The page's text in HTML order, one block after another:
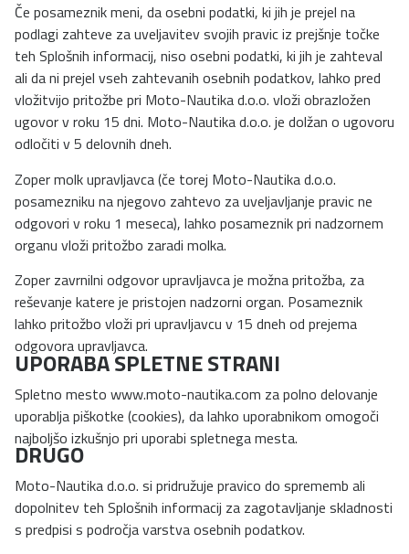
Če posameznik meni, da osebni podatki, ki jih je prejel na
podlagi zahteve za uveljavitev svojih pravic iz prejšnje točke
teh Splošnih informacij, niso osebni podatki, ki jih je zahteval
ali da ni prejel vseh zahtevanih osebnih podatkov, lahko pred
vložitvijo pritožbe pri Moto-Nautika d.o.o. vloži obrazložen
ugovor v roku 15 dni. Moto-Nautika d.o.o. je dolžan o ugovoru
odločiti v 5 delovnih dneh.
Zoper molk upravljavca (če torej Moto-Nautika d.o.o.
posamezniku na njegovo zahtevo za uveljavljanje pravic ne
odgovori v roku 1 meseca), lahko posameznik pri nadzornem
organu vloži pritožbo zaradi molka.
Zoper zavrnilni odgovor upravljavca je možna pritožba, za
reševanje katere je pristojen nadzorni organ. Posameznik
lahko pritožbo vloži pri upravljavcu v 15 dneh od prejema
odgovora upravljavca.
UPORABA SPLETNE STRANI
Spletno mesto www.moto-nautika.com za polno delovanje
uporablja piškotke (cookies), da lahko uporabnikom omogoči
najboljšo izkušnjo pri uporabi spletnega mesta.
DRUGO
Moto-Nautika d.o.o. si pridružuje pravico do sprememb ali
dopolnitev teh Splošnih informacij za zagotavljanje skladnosti
s predpisi s področja varstva osebnih podatkov.